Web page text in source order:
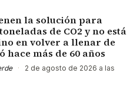
la solución para
de CO2 y no está
en volver a llenar de
hace más de 60 años
·
2 de agosto de 2026 a las